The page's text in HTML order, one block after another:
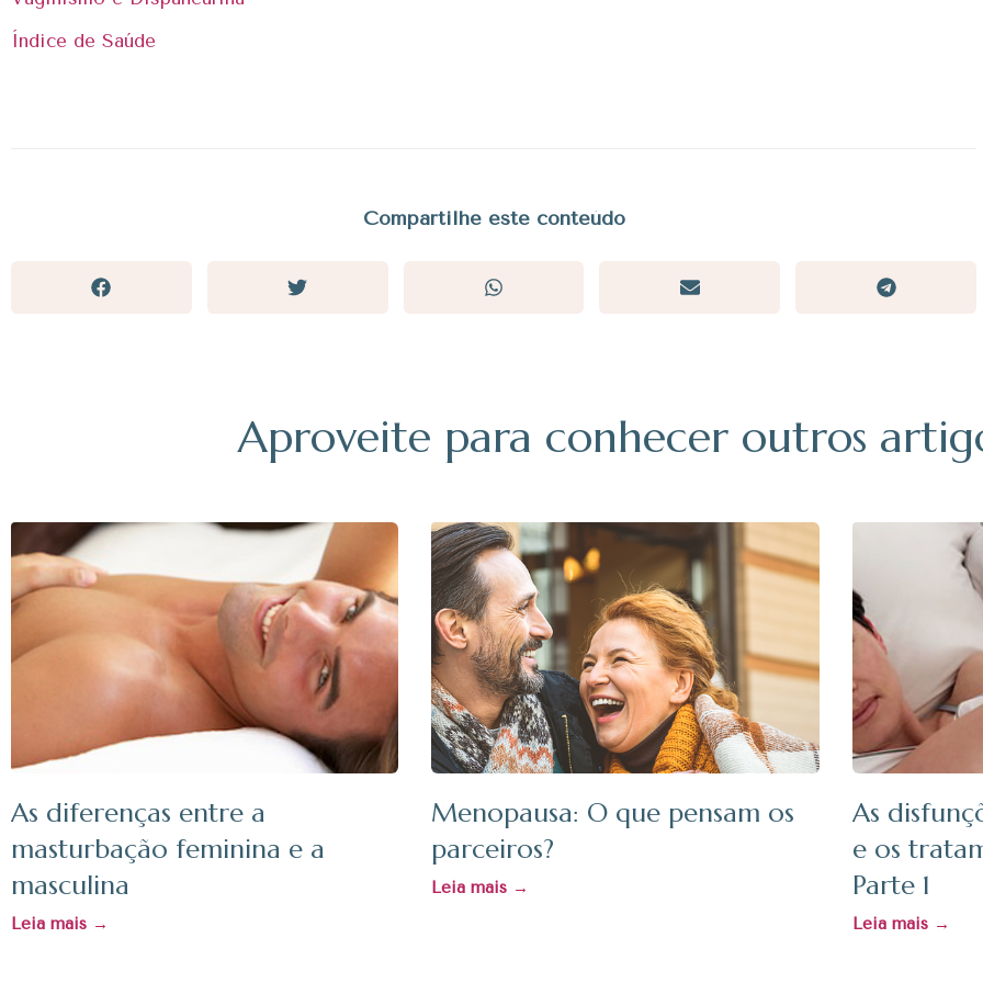
Índice de Saúde
Compartilhe este conteúdo
Aproveite para conhecer outros
As diferenças entre a
masturbação feminina e a
masculina
Leia mais →
Menopausa: O que pensam os
parceiros?
Leia mais →
As
e os
Parte 1
Leia mais →